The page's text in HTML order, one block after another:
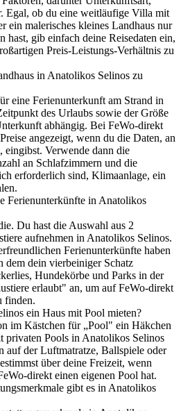
Egal, ob du eine weitläufige Villa mit
ein malerisches kleines Landhaus nur
gib einfach deine Reisedaten ein,
Preis-Leistungs-Verhältnis zu
in Anatolikos Selinos zu
eine Ferienunterkunft am Strand in
des Urlaubs sowie der Größe
abhängig. Bei FeWo-direkt
angezeigt, wenn du die Daten, an
eingibst. Verwende dann die
an Schlafzimmern und die
erforderlich sind, Klimaanlage, ein
Ferienunterkünfte in Anatolikos
Du hast die Auswahl aus 2
aufnehmen in Anatolikos Selinos.
Ferienunterkünfte haben
dem dein vierbeiniger Schatz
Hundekörbe und Parks in der
erlaubt" an, um auf FeWo-direkt
finden.
ein Haus mit Pool mieten?
im Kästchen für „Pool" ein Häkchen
privaten Pools in Anatolikos Selinos
auf der Luftmatratze, Ballspiele oder
über deine Freizeit, wenn
direkt einen eigenen Pool hat.
gibt es in Anatolikos